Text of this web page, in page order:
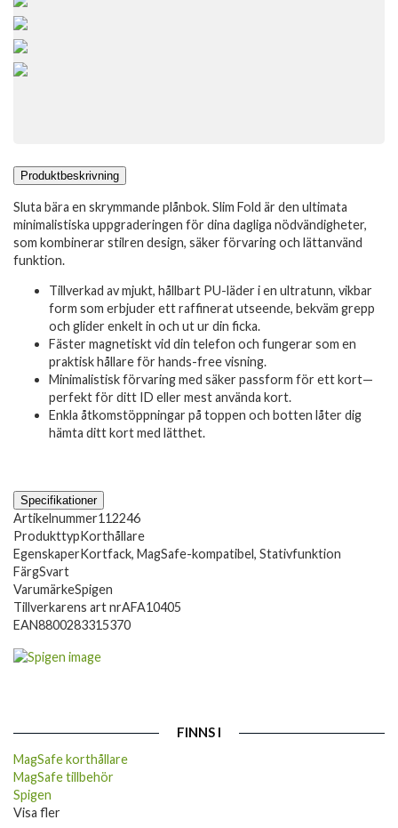
Produktbeskrivning
Sluta bära en skrymmande plånbok. Slim Fold är den ultimata
minimalistiska uppgraderingen för dina dagliga nödvändigheter,
som kombinerar stilren design, säker förvaring och lättanvänd
funktion.
Tillverkad av mjukt, hållbart PU-läder i en ultratunn, vikbar
form som erbjuder ett raffinerat utseende, bekväm grepp
och glider enkelt in och ut ur din ficka.
Fäster magnetiskt vid din telefon och fungerar som en
praktisk hållare för hands-free visning.
Minimalistisk förvaring med säker passform för ett kort—
perfekt för ditt ID eller mest använda kort.
Enkla åtkomstöppningar på toppen och botten låter dig
hämta ditt kort med lätthet.
Specifikationer
Artikelnummer112246
ProdukttypKorthållare
EgenskaperKortfack, MagSafe-kompatibel, Stativfunktion
FärgSvart
VarumärkeSpigen
Tillverkarens art nrAFA10405
EAN8800283315370
FINNS I
MagSafe korthållare
MagSafe tillbehör
Spigen
Visa fler